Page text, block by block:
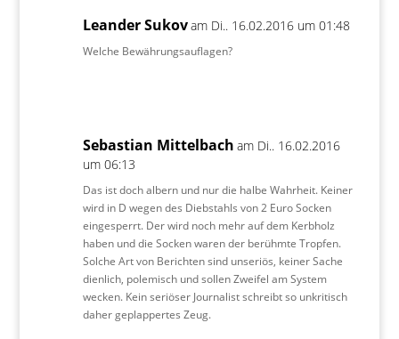
Leander Sukovam Di.. 16.02.2016 um 01:48
Welche Bewährungsauflagen?
Sebastian Mittelbach am Di.. 16.02.2016
um 06:13
Das ist doch albern und nur die halbe Wahrheit. Keiner
wird in D wegen des Diebstahls von 2 Euro Socken
eingesperrt. Der wird noch mehr auf dem Kerbholz
haben und die Socken waren der berühmte Tropfen.
Solche Art von Berichten sind unseriös, keiner Sache
dienlich, polemisch und sollen Zweifel am System
wecken. Kein seriöser Journalist schreibt so unkritisch
daher geplappertes Zeug.